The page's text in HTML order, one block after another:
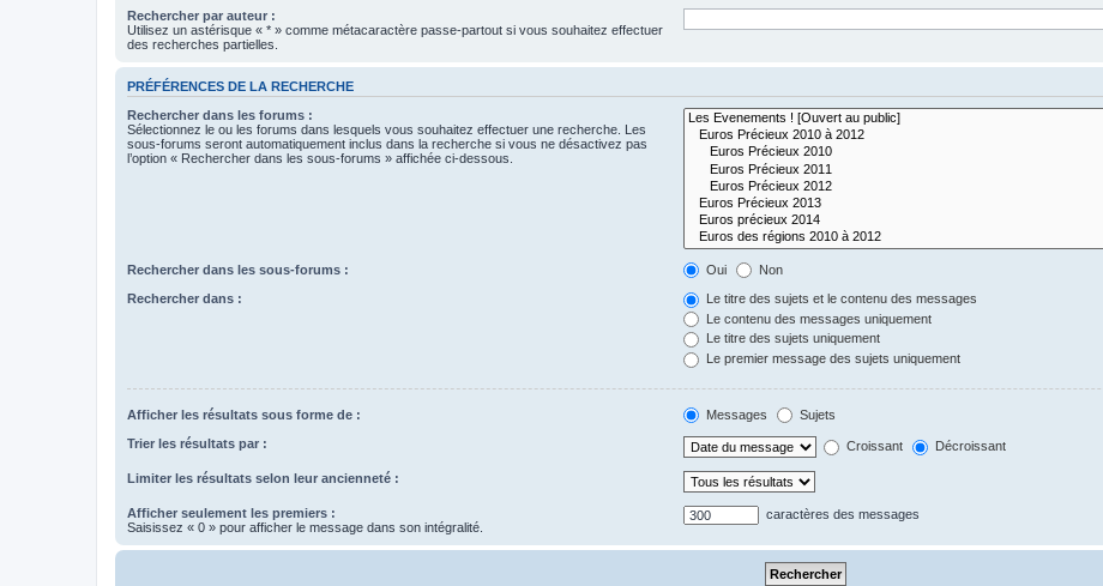
Rechercher par auteur :
Utilisez un astérisque « * » comme métacaractère passe-partout si vous souhaitez effectuer
des recherches partielles.
PRÉFÉRENCES DE LA RECHERCHE
Rechercher dans les forums :
Sélectionnez le ou les forums dans lesquels vous souhaitez effectuer une recherche. Les
sous-forums seront automatiquement inclus dans la recherche si vous ne désactivez pas
l’option « Rechercher dans les sous-forums » affichée ci-dessous.
Rechercher dans les sous-forums : Oui Non
Rechercher dans :
Le titre des sujets et le contenu des messages
Le contenu des messages uniquement
Le titre des sujets uniquement
Le premier message des sujets uniquement
Afficher les résultats sous forme de : Messages Sujets
Trier les résultats par : Croissant Décroissant
Limiter les résultats selon leur ancienneté :
Afficher seulement les premiers :
Saisissez « 0 » pour afficher le message dans son intégralité.
caractères des messages